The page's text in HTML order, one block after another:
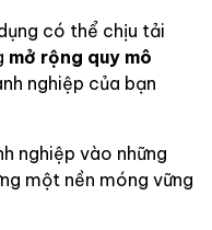
có thể chịu tải
mở rộng quy mô
nghiệp của bạn
nghiệp vào những
một nền móng vững